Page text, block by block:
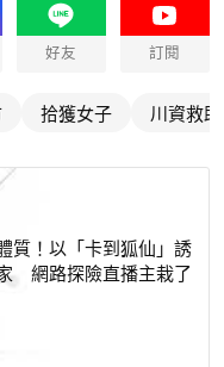
好友 訂閱
拾獲女子 川資救助
質！以「卡到狐仙」誘
網路探險直播主栽了